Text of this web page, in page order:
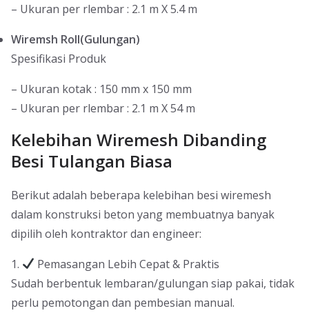
– Ukuran per rlembar : 2.1 m X 5.4 m
Wiremsh Roll(Gulungan)
Spesifikasi Produk
– Ukuran kotak : 150 mm x 150 mm
– Ukuran per rlembar : 2.1 m X 54 m
Kelebihan Wiremesh Dibanding
Besi Tulangan Biasa
Berikut adalah beberapa kelebihan besi wiremesh
dalam konstruksi beton yang membuatnya banyak
dipilih oleh kontraktor dan engineer:
1.
Pemasangan Lebih Cepat & Praktis
Sudah berbentuk lembaran/gulungan siap pakai, tidak
perlu pemotongan dan pembesian manual.